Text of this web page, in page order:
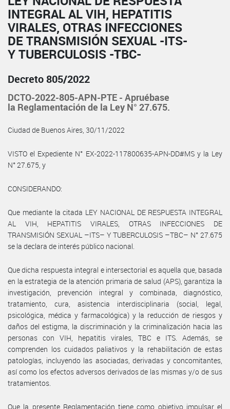
INTEGRAL AL VIH, HEPATITIS
VIRALES, OTRAS INFECCIONES
DE TRANSMISIÓN SEXUAL -ITS-
Y TUBERCULOSIS -TBC-
Decreto 805/2022
DCTO-2022-805-APN-PTE - Apruébase
la Reglamentación de la Ley N° 27.675.
Ciudad de Buenos Aires, 30/11/2022
VISTO el Expediente N° EX-2022-117800635-APN-DD#MS y la Ley
N° 27.675, y
CONSIDERANDO:
Que mediante la citada LEY NACIONAL DE RESPUESTA INTEGRAL
AL VIH, HEPATITIS VIRALES, OTRAS INFECCIONES DE
TRANSMISIÓN SEXUAL –ITS– Y TUBERCULOSIS –TBC– N° 27.675
se la declara de interés público nacional.
Que dicha respuesta integral e intersectorial es aquella que, basada
en la estrategia de la atención primaria de salud (APS), garantiza la
investigación, prevención integral y combinada, diagnóstico,
tratamiento, cura, asistencia interdisciplinaria (social, legal,
psicológica, médica y farmacológica) y la reducción de riesgos y
daños del estigma, la discriminación y la criminalización hacia las
personas con VIH, hepatitis virales, TBC e ITS. Además, se
comprenden los cuidados paliativos y la rehabilitación de estas
patologías, incluyendo las asociadas, derivadas y concomitantes,
así como los efectos adversos derivados de las mismas y/o de sus
tratamientos.
Que la presente Reglamentación tiene como objetivo impulsar el